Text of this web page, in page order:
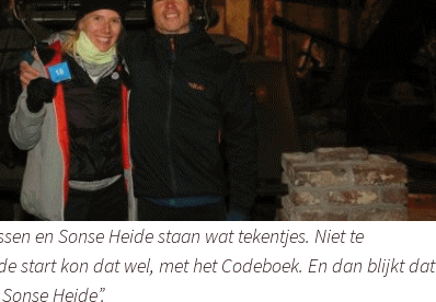
en Sonse Heide staan wat tekentjes. Niet te
start kon dat wel, met het Codeboek. En dan blijkt dat
Heide”.